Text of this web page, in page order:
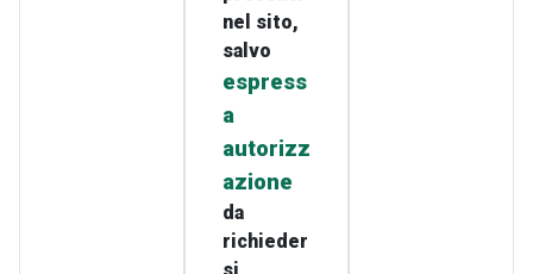
nel sito,
salvo
espress
a
autorizz
azione
da
richieder